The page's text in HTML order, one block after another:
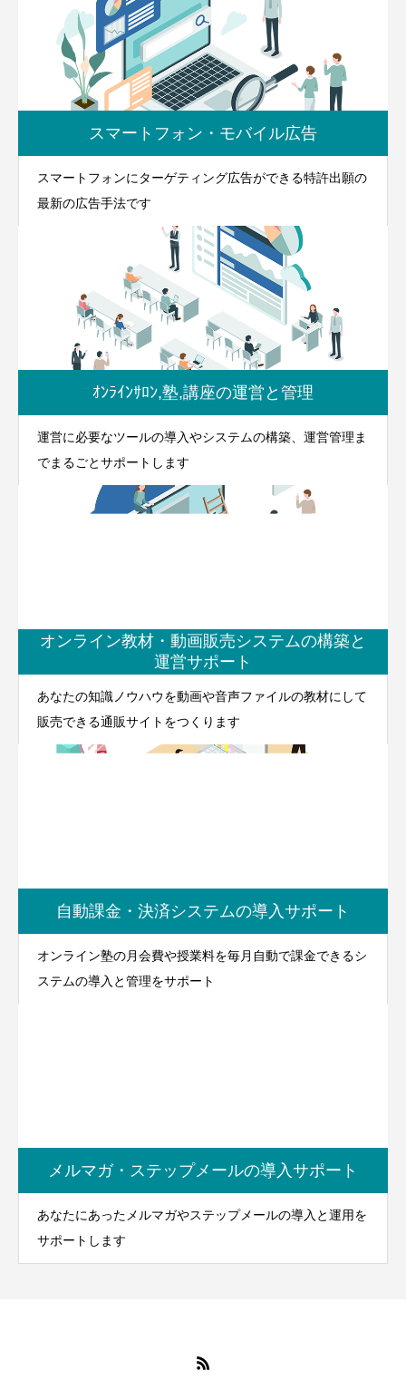
スマートフォン・モバイル広告
スマートフォンにターゲティング広告ができる特許出願の
最新の広告手法です
ｵﾝﾗｲﾝｻﾛﾝ,塾,講座の運営と管理
運営に必要なツールの導入やシステムの構築、運営管理ま
でまるごとサポートします
オンライン教材・動画販売システムの構築と
運営サポート
あなたの知識ノウハウを動画や音声ファイルの教材にして
販売できる通販サイトをつくります
自動課金・決済システムの導入サポート
オンライン塾の月会費や授業料を毎月自動で課金できるシ
ステムの導入と管理をサポート
メルマガ・ステップメールの導入サポート
あなたにあったメルマガやステップメールの導入と運用を
サポートします